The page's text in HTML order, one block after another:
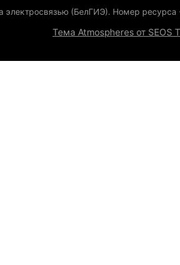
электросвязью (БелГИЭ). Номер
Тема Atmospheres от SEOS